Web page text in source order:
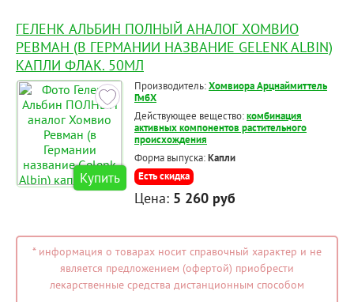
ГЕЛЕНК АЛЬБИН ПОЛНЫЙ АНАЛОГ ХОМВИО
РЕВМАН (В ГЕРМАНИИ НАЗВАНИЕ GELENK ALBIN)
КАПЛИ ФЛАК. 50МЛ
Купить
Производитель:Хомвиора Арцнаймиттель
ГмбХ
Действующее вещество:комбинация
активных компонентов растительного
происхождения
Форма выпуска:Капли
Есть скидка
Цена: 5 260 руб
* информация о товарах носит справочный характер и не
является предложением (офертой) приобрести
лекарственные средства дистанционным способом